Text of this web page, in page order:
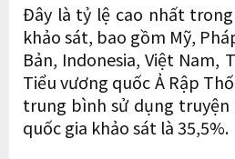
Đây là tỷ lệ cao nhất
khảo sát, bao gồm Mỹ,
Bản, Indonesia, Việt Nam,
Tiểu vương quốc Ả Rập
trung bình sử dụng truyện
quốc gia khảo sát là 35,5%.